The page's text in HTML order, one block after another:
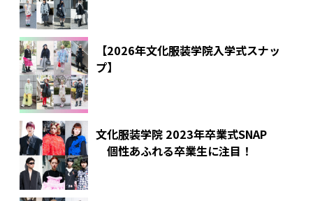
【2026年文化服装学院入学式スナッ
プ】
文化服装学院 2023年卒業式SNAP
個性あふれる卒業生に注目！